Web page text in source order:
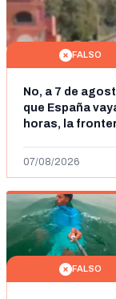
FALSO
No, a 7 de
que España
horas, la
07/08/2026
FALSO